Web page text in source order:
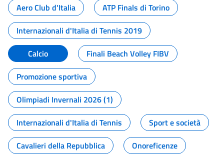
Aero Club d'Italia
ATP Finals di Torino
Internazionali d'Italia di Tennis 2019
Calcio
Finali Beach Volley FIBV
Promozione sportiva
Olimpiadi Invernali 2026 (1)
Internazionali d'Italia di Tennis
Sport e società
Cavalieri della Repubblica
Onoreficenze